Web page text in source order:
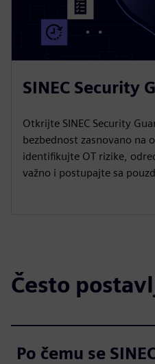
SINEC Security
Otkrijte SINEC Security
bezbednost zasnovano na
identifikujte OT rizike,
važno i postupajte sa
Često
Po čemu se